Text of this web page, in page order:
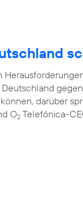
darüber
O2 Telefónica-